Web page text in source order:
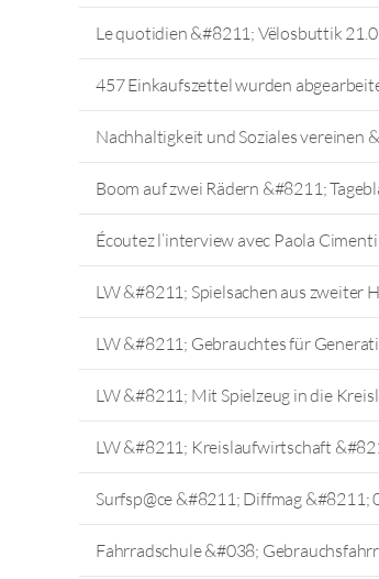
Le quotidien &#8211; Vëlosbuttik
457 Einkaufszettel wurden
Nachhaltigkeit und Soziales vereinen
Boom auf zwei Rädern &#8211;
Écoutez l’interview avec Paola
LW &#8211; Spielsachen aus zweiter
LW &#8211; Gebrauchtes für
LW &#8211; Mit Spielzeug in die
LW &#8211; Kreislaufwirtschaft
Surfsp@ce &#8211; Diffmag &#8211;
Fahrradschule &#038;